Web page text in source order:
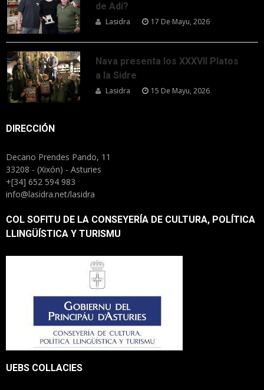
de Adi?
Lasidra 17 De Mayu, 2026
Nava presenta los XXXVII Platos
a la Sidre
Lasidra 15 De Mayu, 2026
DIRECCIÓN
Decano Prendes Pando, 11
33208 - (Xixón) - Asturies
+[34] 652 594 983
info@lasidra.net/lasidra
COL SOFITU DE LA CONSEYERÍA DE CULTURA, POLÍTICA
LLINGÜÍSTICA Y TURISMU
UEBS COLLACIES